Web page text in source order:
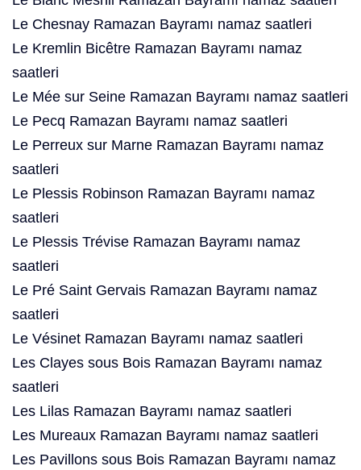
Le Chesnay Ramazan Bayramı namaz saatleri
Le Kremlin Bicêtre Ramazan Bayramı namaz
saatleri
Le Mée sur Seine Ramazan Bayramı namaz saatleri
Le Pecq Ramazan Bayramı namaz saatleri
Le Perreux sur Marne Ramazan Bayramı namaz
saatleri
Le Plessis Robinson Ramazan Bayramı namaz
saatleri
Le Plessis Trévise Ramazan Bayramı namaz
saatleri
Le Pré Saint Gervais Ramazan Bayramı namaz
saatleri
Le Vésinet Ramazan Bayramı namaz saatleri
Les Clayes sous Bois Ramazan Bayramı namaz
saatleri
Les Lilas Ramazan Bayramı namaz saatleri
Les Mureaux Ramazan Bayramı namaz saatleri
Les Pavillons sous Bois Ramazan Bayramı namaz